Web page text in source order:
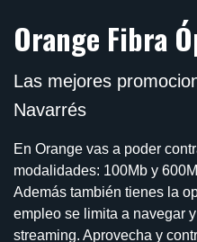
Orange Fibra
Las mejores
Navarrés
En Orange vas a poder
modalidades: 100Mb y
Además también tienes la
empleo se limita a navegar
streaming. Aprovecha y